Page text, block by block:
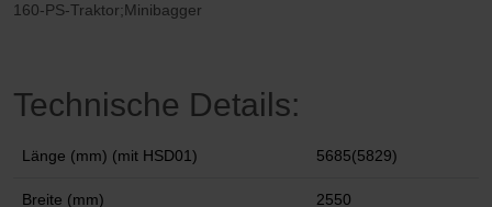
160-PS-Traktor;Minibagger
Technische Details:
Länge (mm) (mit HSD01) 5685(5829)
Breite (mm) 2550